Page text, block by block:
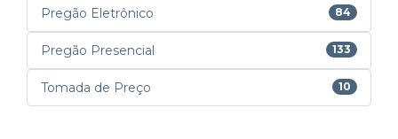
Pregão Eletrônico 84
Pregão Presencial 133
Tomada de Preço 10